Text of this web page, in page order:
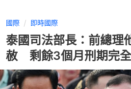
國際 即時國際
泰國司法部長：前總理
赦 剩餘3個月刑期完